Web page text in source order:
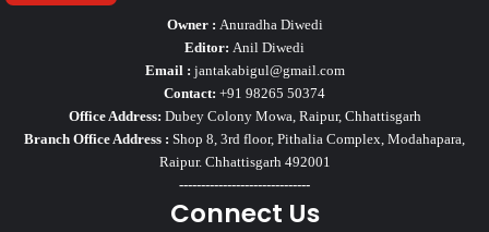
Owner : Anuradha Diwedi
Editor: Anil Diwedi
Email : jantakabigul@gmail.com
Contact: +91 98265 50374
Office Address: Dubey Colony Mowa, Raipur, Chhattisgarh
Branch Office Address : Shop 8, 3rd floor, Pithalia Complex, Modahapara,
Raipur. Chhattisgarh 492001
------------------------------
Connect Us